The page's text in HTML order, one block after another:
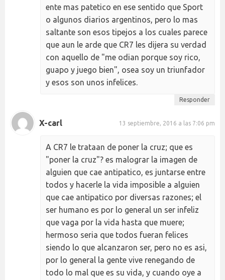
ente mas patetico en ese sentido que Sport
o algunos diarios argentinos, pero lo mas
saltante son esos tipejos a los cuales parece
que aun le arde que CR7 les dijera su verdad
con aquello de "me odian porque soy rico,
guapo y juego bien", osea soy un triunfador
y esos son unos infelices.
Responder
X-carl 13 septiembre, 2016 a las 7:06 pm
A CR7 le trataan de poner la cruz; que es
"poner la cruz"? es malograr la imagen de
alguien que cae antipatico, es juntarse entre
todos y hacerle la vida imposible a alguien
que cae antipatico por diversas razones; el
ser humano es por lo general un ser infeliz
que vaga por la vida hasta que muere;
hermoso seria que todos fueran felices
siendo lo que alcanzaron ser, pero no es asi,
por lo general la gente vive renegando de
todo lo mal que es su vida, y cuando oye a